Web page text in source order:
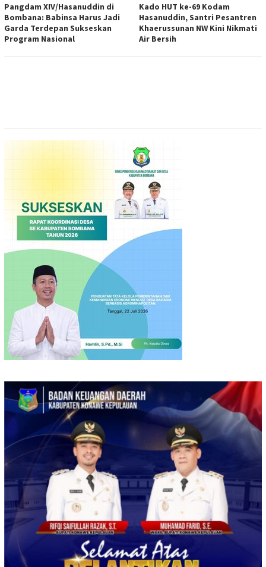
Pangdam XIV/Hasanuddin di
Bombana: Babinsa Harus Jadi
Garda Terdepan Sukseskan
Program Nasional
Kado HUT ke-69 Kodam
Hasanuddin, Santri Pesantren
Khaerussunan NW Kini Nikmati
Air Bersih